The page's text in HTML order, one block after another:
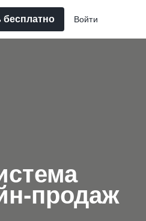
бесплатно Войти
продаж